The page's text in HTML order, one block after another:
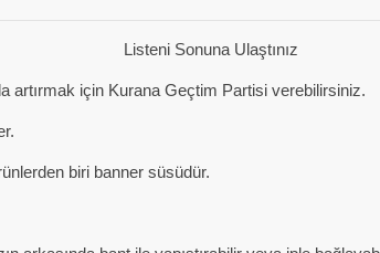
Listeni Sonuna Ulaştınız
artırmak için Kurana Geçtim Partisi verebilirsiniz.
biri banner süsüdür.